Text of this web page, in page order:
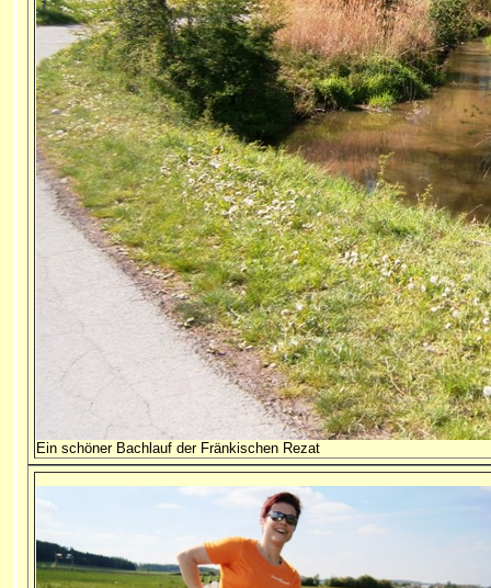
Ein schöner Bachlauf der Fränkischen Rezat